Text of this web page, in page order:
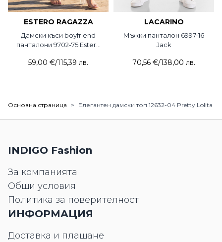
ESTERO RAGAZZA
Дамски къси boyfriend
панталони 9702-75 Estero
59,00 €/115,39 лв.
LACARINO
Мъжки панталон 6997-16
Jack
70,56 €/138,00 лв.
Основна страница > Елегантен дамски топ 12632-04 Pretty Lolita
INDIGO Fashion
За компанията
Общи условия
Политика за поверителност
ИНФОРМАЦИЯ
Доставка и плащане